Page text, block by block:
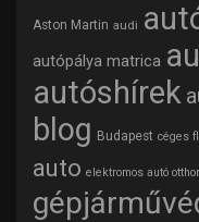
Aston Martin audi
autópálya matrica
autóshírek
blog Budapest céges
auto elektromos autó